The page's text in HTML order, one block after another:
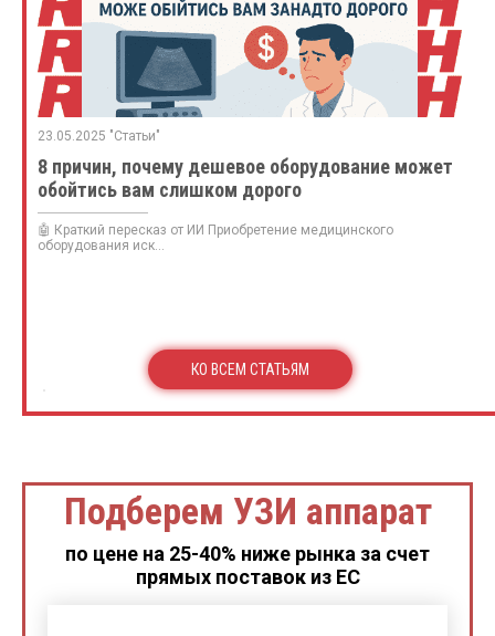
23.05.2025 "Статьи"
8 причин, почему дешевое оборудование может
обойтись вам слишком дорого
🤖 Краткий пересказ от ИИ Приобретение медицинского
оборудования иск...
КО ВСЕМ СТАТЬЯМ
Подберем УЗИ аппарат
по цене на 25-40% ниже рынка за счет
прямых поставок из ЕС